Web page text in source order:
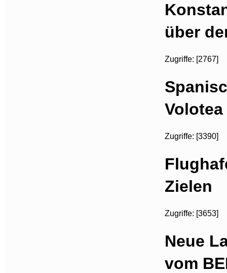
über
Zugriffe: [2767]
Zugriffe: [3390]
Zielen
Zugriffe: [3653]
Neue
vom